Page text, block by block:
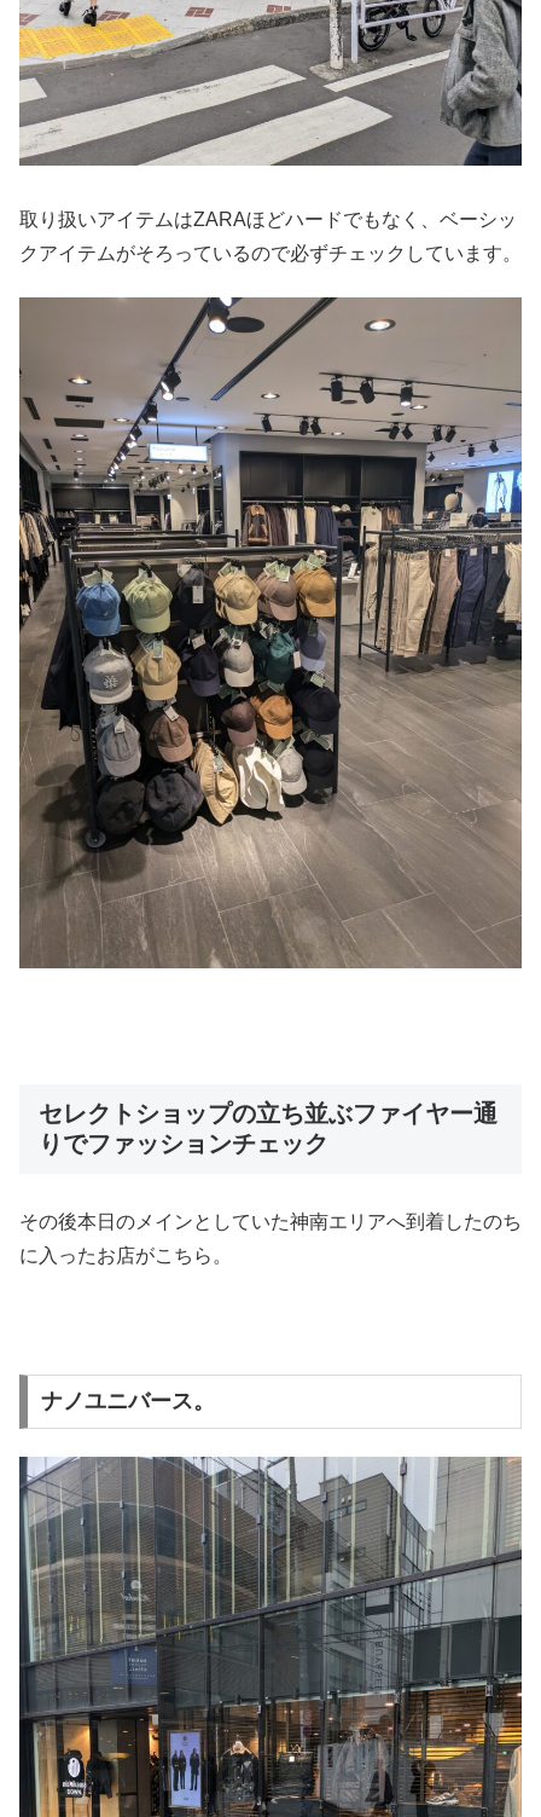
取り扱いアイテムはZARAほどハードでもなく、ベーシッ
クアイテムがそろっているので必ずチェックしています。
セレクトショップの立ち並ぶファイヤー通
りでファッションチェック
その後本日のメインとしていた神南エリアへ到着したのち
に入ったお店がこちら。
ナノユニバース。